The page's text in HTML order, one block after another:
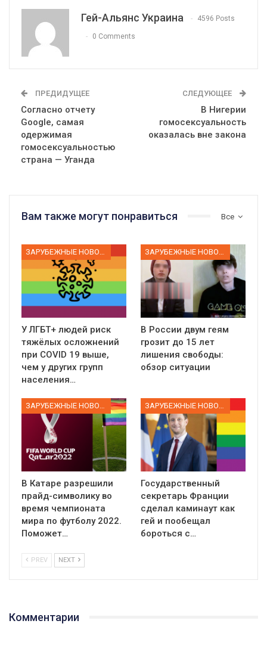
Гей-Альянс Украина 4596 Posts
0 Comments
ПРЕДИДУЩЕЕ
Согласно отчету
Google, самая
одержимая
гомосексуальностью
страна — Уганда
СЛЕДУЮЩЕЕ
В Нигерии
гомосексуальность
оказалась вне закона
Все
Вам также могут понравиться
У ЛГБТ+ людей риск
тяжёлых осложнений
при COVID 19 выше,
чем у других групп
населения…
В России двум геям
грозит до 15 лет
лишения свободы:
обзор ситуации
В Катаре разрешили
прайд-символику во
время чемпионата
мира по футболу 2022.
Поможет…
Государственный
секретарь Франции
сделал каминаут как
гей и пообещал
бороться с…
PREV NEXT
Комментарии